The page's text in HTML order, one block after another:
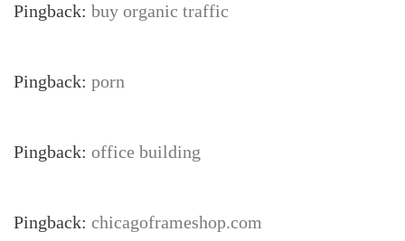
Pingback: buy organic traffic
Pingback: porn
Pingback: office building
Pingback: chicagoframeshop.com